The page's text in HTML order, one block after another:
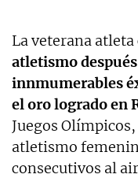
La veterana
atletismo
innmumerables
el oro logrado en
Juegos
atletismo
consecutivos al